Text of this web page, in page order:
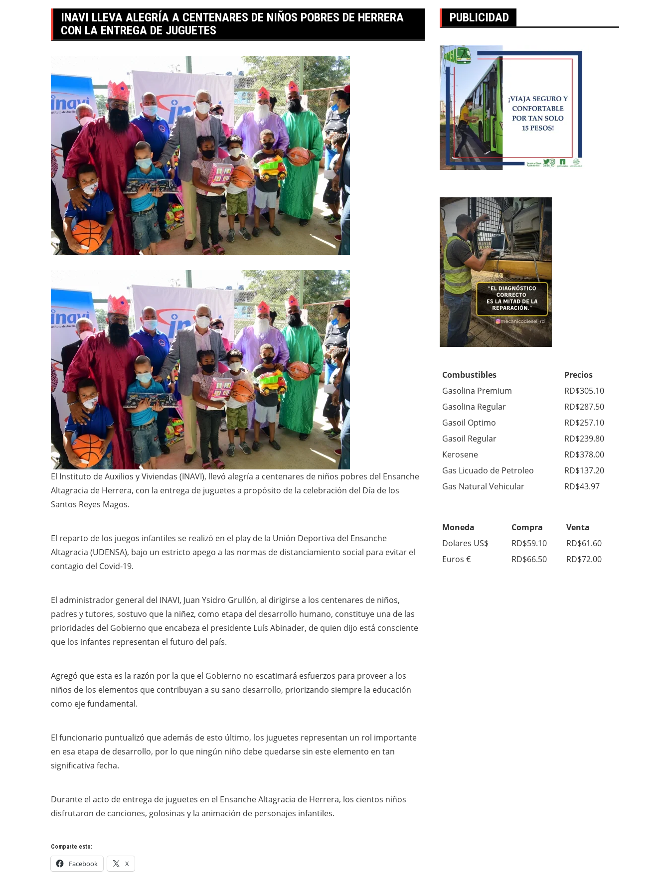
INAVI LLEVA ALEGRÍA A CENTENARES DE NIÑOS POBRES DE HERRERA
CON LA ENTREGA DE JUGUETES
El Instituto de Auxilios y Viviendas (INAVI), llevó alegría a centenares de niños pobres del Ensanche
Altagracia de Herrera, con la entrega de juguetes a propósito de la celebración del Día de los
Santos Reyes Magos.
El reparto de los juegos infantiles se realizó en el play de la Unión Deportiva del Ensanche
Altagracia (UDENSA), bajo un estricto apego a las normas de distanciamiento social para evitar el
contagio del Covid-19.
El administrador general del INAVI, Juan Ysidro Grullón, al dirigirse a los centenares de niños,
padres y tutores, sostuvo que la niñez, como etapa del desarrollo humano, constituye una de las
prioridades del Gobierno que encabeza el presidente Luís Abinader, de quien dijo está consciente
que los infantes representan el futuro del país.
Agregó que esta es la razón por la que el Gobierno no escatimará esfuerzos para proveer a los
niños de los elementos que contribuyan a su sano desarrollo, priorizando siempre la educación
como eje fundamental.
El funcionario puntualizó que además de esto último, los juguetes representan un rol importante
en esa etapa de desarrollo, por lo que ningún niño debe quedarse sin este elemento en tan
significativa fecha.
Durante el acto de entrega de juguetes en el Ensanche Altagracia de Herrera, los cientos niños
disfrutaron de canciones, golosinas y la animación de personajes infantiles.
Comparte esto:
Facebook X
PUBLICIDAD
Combustibles
Precios
Gasolina Premium
RD$305.10
Gasolina Regular
RD$287.50
Gasoil Optimo
RD$257.10
Gasoil Regular
RD$239.80
Kerosene
RD$378.00
Gas Licuado de Petroleo
RD$137.20
Gas Natural Vehicular
RD$43.97
Moneda Compra
Venta
Dolares US$
RD$59.10
RD$61.60
Euros €
RD$66.50 RD$72.00